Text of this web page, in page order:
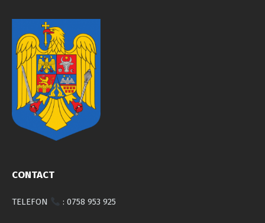
CONTACT
TELEFON : 0758 953 925